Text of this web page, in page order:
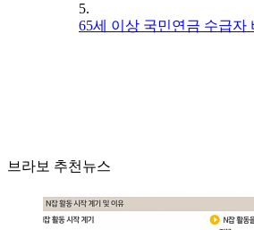
5.
65세 이상 국민연금 수급자
브라보 추천뉴스